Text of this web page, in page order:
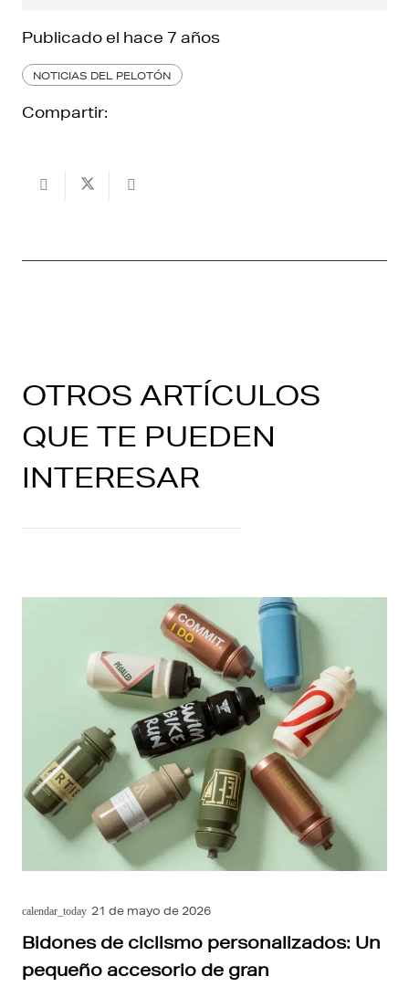
Publicado el hace 7 años
NOTICIAS DEL PELOTÓN
Compartir:
OTROS ARTÍCULOS
QUE TE PUEDEN
INTERESAR
calendar_today 21 de mayo de 2026
Bidones de ciclismo personalizados: Un
pequeño accesorio de gran